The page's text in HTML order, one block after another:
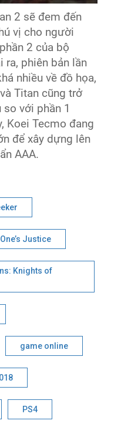
2 sẽ đem đến
vị cho người
2 của bộ
ra, phiên bản lần
nhiều về đồ họa,
Titan cũng trở
với phần 1
Koei Tecmo đang
để xây dựng lên
AAA.
Justice
Knights of
game online
PS4